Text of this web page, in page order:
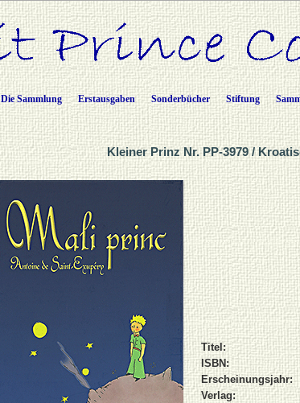
Die Sammlung Erstausgaben Sonderbücher Stiftung
Kleiner Prinz Nr. PP-3979 /
Titel:
ISBN:
Erscheinungsjahr:
Verlag: